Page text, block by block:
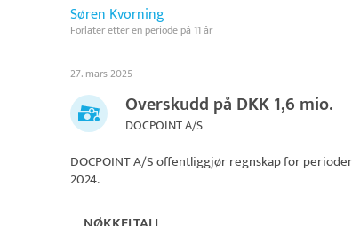
Søren Kvorning
Forlater etter en periode på 11 år
27. mars 2025
Overskudd på DKK 1,6 mio.
DOCPOINT A/S
DOCPOINT A/Soffentliggjør regnskap for
2024.